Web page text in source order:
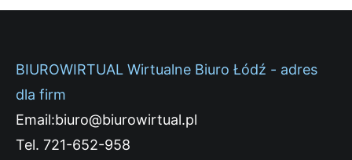
BIUROWIRTUAL Wirtualne Biuro Łódź - adres
dla firm
Email:biuro@biurowirtual.pl
Tel. 721-652-958